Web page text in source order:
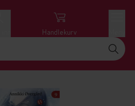
Handlekurv